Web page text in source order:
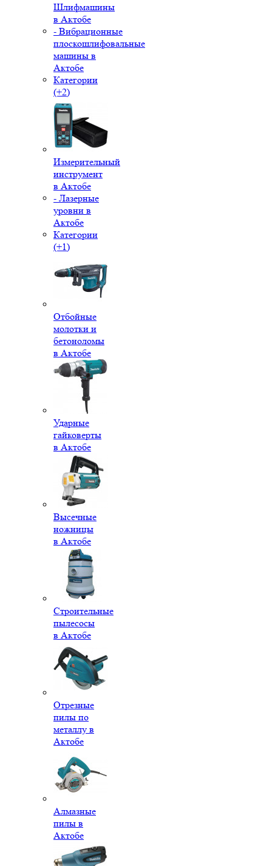
Шлифмашины
в Актобе
- Вибрационные
плоскошлифовальные
машины в
Актобе
Категории
(+2)
Измерительный
инструмент
в Актобе
- Лазерные
уровни в
Актобе
Категории
(+1)
Отбойные
молотки и
бетоноломы
в Актобе
Ударные
гайковерты
в Актобе
Высечные
ножницы
в Актобе
Строительные
пылесосы
в Актобе
Отрезные
пилы по
металлу в
Актобе
Алмазные
пилы в
Актобе